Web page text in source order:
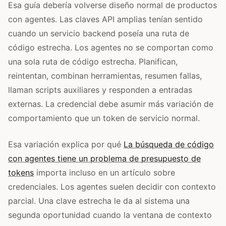
Esa guía debería volverse diseño normal de productos
con agentes. Las claves API amplias tenían sentido
cuando un servicio backend poseía una ruta de
código estrecha. Los agentes no se comportan como
una sola ruta de código estrecha. Planifican,
reintentan, combinan herramientas, resumen fallas,
llaman scripts auxiliares y responden a entradas
externas. La credencial debe asumir más variación de
comportamiento que un token de servicio normal.
Esa variación explica por qué La búsqueda de código
con agentes tiene un problema de presupuesto de
tokens importa incluso en un artículo sobre
credenciales. Los agentes suelen decidir con contexto
parcial. Una clave estrecha le da al sistema una
segunda oportunidad cuando la ventana de contexto